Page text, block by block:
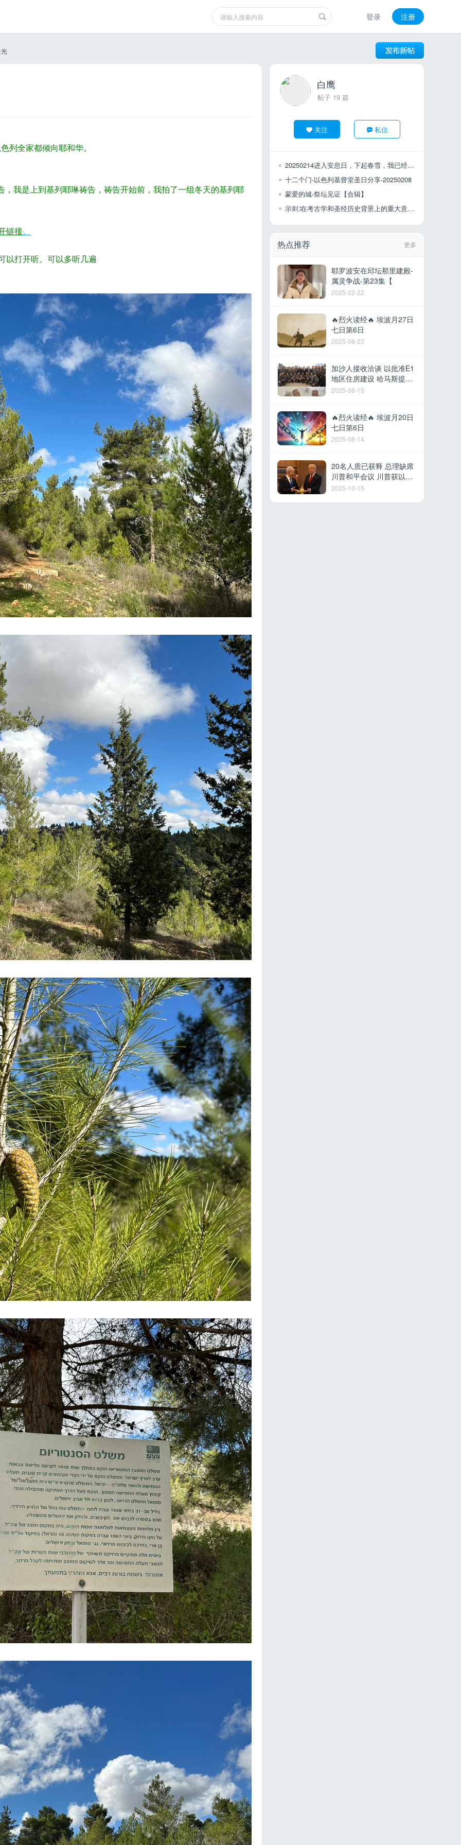
登录 注册
列全家都倾向耶和华。
我是上到基列耶琳祷告，祷告开始前，我拍了一组冬天的基列耶
链接。
以打开听。可以多听几遍
白鹰
帖子 19 篇
关注 私信
20250214进入安息日，下起春雪，我已经差不多有四十年没有见到雪了，兴奋中！
十二个门-以色列基督堂圣日分享-20250208
蒙爱的城-祭坛见证【合辑】
示剑∶在考古学和圣经历史背景上的重大意义/David G. Hansen 博士
热点推荐 更多
耶罗波安在邱坛那里建殿-
属灵争战-第23集【
2025-02-22
🔥烈火读经🔥 埃波月27日
七日第6日
2025-08-22
加沙人接收洽谈 以批准E1
地区住房建设 哈马斯提议
撤军换取停火 以军在黎建
2025-08-15
🔥烈火读经🔥 埃波月20日
七日第6日
2025-08-14
20名人质已获释 总理缺席
川普和平会议 川普获以色
列最高荣誉 多国参加沙姆
2025-10-15